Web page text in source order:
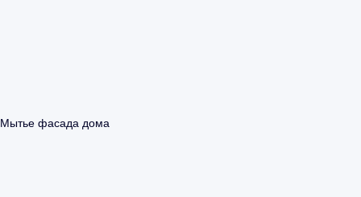
Мытье фасада дома